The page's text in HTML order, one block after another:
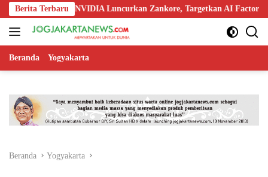
Langsung
ke
konten
Berita Terbaru
dan NVIDIA Luncurkan Zankore, Targetkan AI Factory 1 GW
Beranda Yogyakarta
Beranda Yogyakarta